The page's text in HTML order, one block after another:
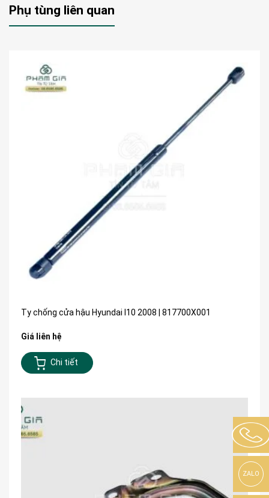
Phụ tùng liên quan
Ty chống cửa hậu Hyundai I10 2008 | 817700X001
Giá liên hệ
Chi tiết
ZALO